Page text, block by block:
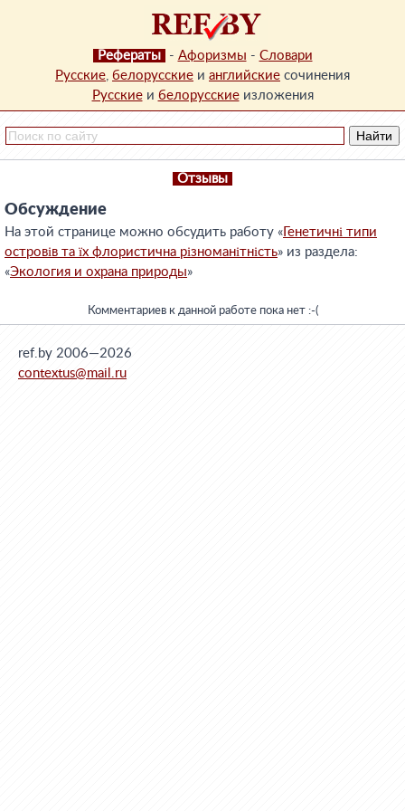
Рефераты - Афоризмы - Словари
Русские, белорусские и английские сочинения
Русскиеи белорусскиеизложения
Отзывы
Обсуждение
На этой странице можно обсудить работу « Генетичні типи
островів та їх флористична різноманітність» из раздела:
«Экология и охрана природы»
Комментариев к данной работе пока нет :-(
ref.by 2006—2026
contextus@mail.ru